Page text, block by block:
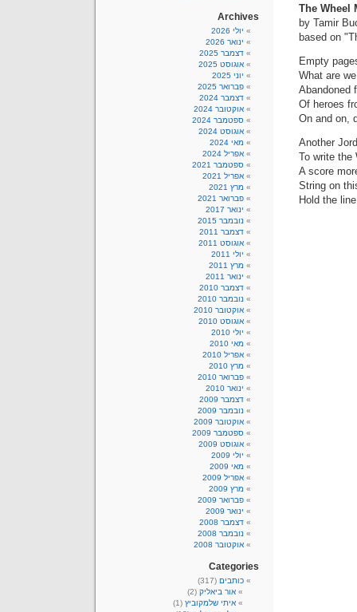
The Wheel
by Tamir
based on
Empty
What are
Abandoned
Of heroes
On and on,
Another
To write the
A score
String on
Hold the
Archives
יולי 2026
ינואר 2026
דצמבר 2025
אוגוסט 2025
יוני 2025
פברואר 2025
דצמבר 2024
אוקטובר 2024
ספטמבר 2024
אוגוסט 2024
מאי 2024
אפריל 2024
ספטמבר 2021
אפריל 2021
מרץ 2021
פברואר 2021
ינואר 2017
נובמבר 2015
דצמבר 2011
אוגוסט 2011
יולי 2011
מרץ 2011
ינואר 2011
דצמבר 2010
נובמבר 2010
אוקטובר 2010
אוגוסט 2010
יולי 2010
מאי 2010
אפריל 2010
מרץ 2010
פברואר 2010
ינואר 2010
דצמבר 2009
נובמבר 2009
אוקטובר 2009
ספטמבר 2009
אוגוסט 2009
יולי 2009
מאי 2009
אפריל 2009
מרץ 2009
פברואר 2009
ינואר 2009
דצמבר 2008
נובמבר 2008
אוקטובר 2008
Categories
כותבים (317)
אור ביאליק (2)
איתי שלמקוביץ (1)